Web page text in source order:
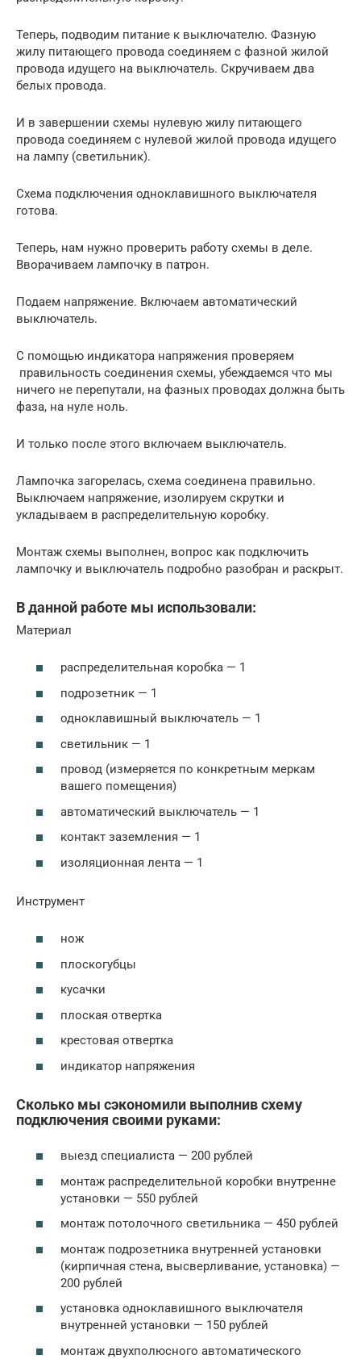
Теперь, подводим питание к выключателю. Фазную
жилу питающего провода соединяем с фазной жилой
провода идущего на выключатель. Скручиваем два
белых провода.
И в завершении схемы нулевую жилу питающего
провода соединяем с нулевой жилой провода идущего
на лампу (светильник).
Схема подключения одноклавишного выключателя
готова.
Теперь, нам нужно проверить работу схемы в деле.
Вворачиваем лампочку в патрон.
Подаем напряжение. Включаем автоматический
выключатель.
С помощью индикатора напряжения проверяем
правильность соединения схемы, убеждаемся что мы
ничего не перепутали, на фазных проводах должна быть
фаза, на нуле ноль.
И только после этого включаем выключатель.
Лампочка загорелась, схема соединена правильно.
Выключаем напряжение, изолируем скрутки и
укладываем в распределительную коробку.
Монтаж схемы выполнен, вопрос как подключить
лампочку и выключатель подробно разобран и раскрыт.
В данной работе мы использовали:
Материал
распределительная коробка — 1
подрозетник — 1
одноклавишный выключатель — 1
светильник — 1
провод (измеряется по конкретным меркам
вашего помещения)
автоматический выключатель — 1
контакт заземления — 1
изоляционная лента — 1
Инструмент
нож
плоскогубцы
кусачки
плоская отвертка
крестовая отвертка
индикатор напряжения
Сколько мы сэкономили выполнив схему
подключения своими руками:
выезд специалиста — 200 рублей
монтаж распределительной коробки внутренне
установки — 550 рублей
монтаж потолочного светильника — 450 рублей
монтаж подрозетника внутренней установки
(кирпичная стена, высверливание, установка) —
200 рублей
установка одноклавишного выключателя
внутренней установки — 150 рублей
монтаж двухполюсного автоматического